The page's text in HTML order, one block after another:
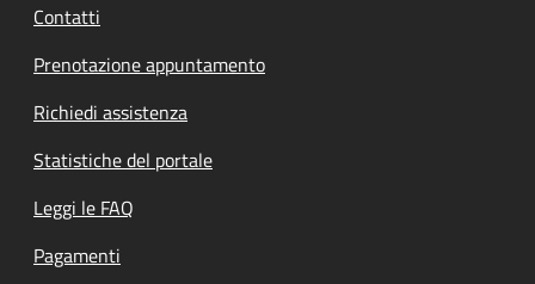
Contatti
Prenotazione appuntamento
Richiedi assistenza
Statistiche del portale
Leggi le FAQ
Pagamenti